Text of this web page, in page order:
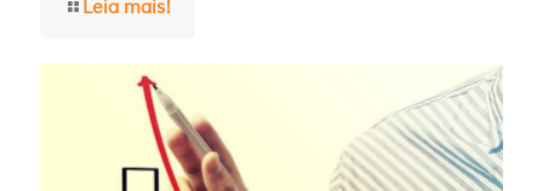
Leia mais!